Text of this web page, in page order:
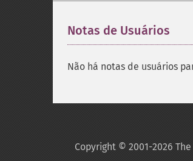
Notas de Usuários
Não há notas de usuários
Copyright © 2001-2026